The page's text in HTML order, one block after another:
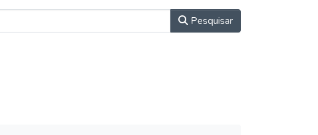
Pesquisar